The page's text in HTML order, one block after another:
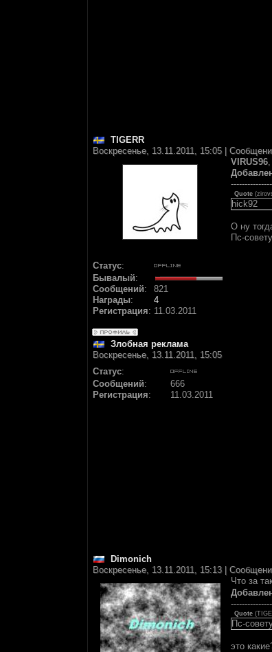
TIGERR
Воскресенье, 13.11.2011, 15:05 |
Статус:
Бывалый:
Сообщений:
821
Награды:
4
Регистрация: 11.03.2011
VIRUS96
Quote (
hick92
О ну
Пс-
Злобная реклама
Воскресенье, 13.11.2011, 15:05
Статус:
Сообщений:
666
Регистрация: 11.03.2011
Dimonich
Воскресенье, 13.11.2011, 15:13 |
Что за
Quote (
Пс-
это